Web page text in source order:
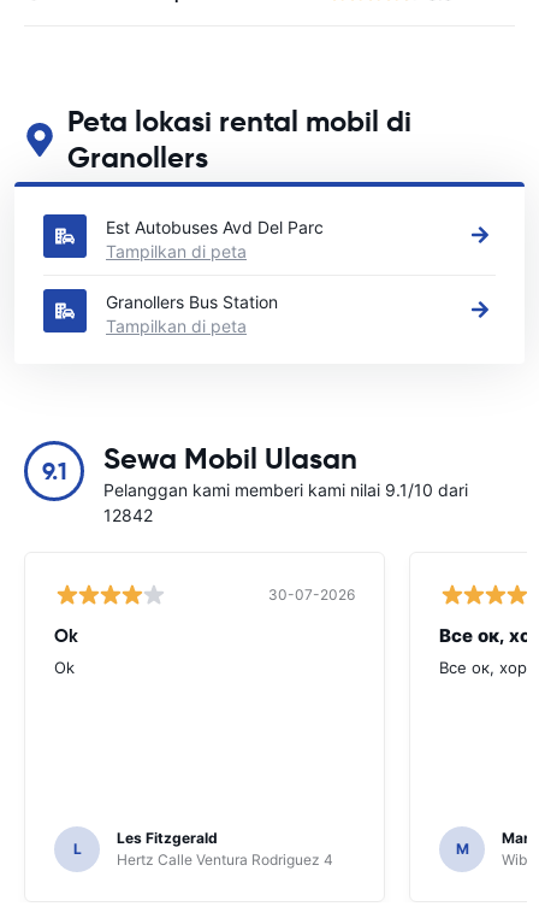
Peta lokasi rental mobil di
Granollers
Lihat lokasi persewaan mobil utama kami di Granollers
Est Autobuses Avd Del Parc
Tampilkan di peta
Granollers Bus Station
Tampilkan di peta
9.1 Sewa Mobil Ulasan
Pelanggan kami memberi kami nilai 9.1/10 dari
12842
30-07-2026
Ok
Ok
L
Les Fitzgerald
Hertz Calle Ventura Rodriguez 4
Все ок,
Все ок,
M